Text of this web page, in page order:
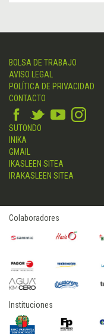
BOLSA DE TRABAJO
AVISO LEGAL
POLÍTICA DE PRIVACIDAD
CONTACTO
SUTONDO
INIKA
GMAIL
IKASLEEN SITEA
IRAKASLEEN SITEA
Colaboradores
Instituciones